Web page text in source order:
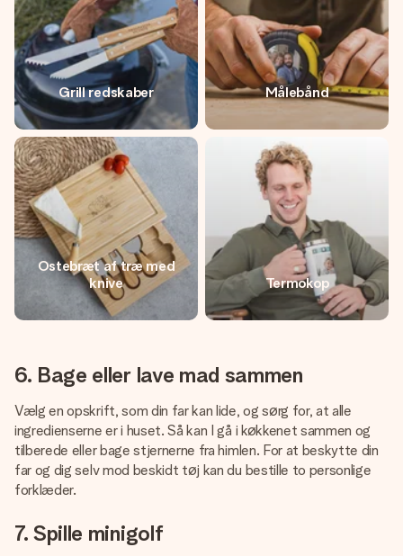
Grill redskaber Målebånd
Ostebræt af træ med
knive
Termokop
6. Bage eller lave mad sammen
Vælg en opskrift, som din far kan lide, og sørg for, at alle
ingredienserne er i huset. Så kan I gå i køkkenet sammen og
tilberede eller bage stjernerne fra himlen. For at beskytte din
far og dig selv mod beskidt tøj kan du bestille to personlige
forklæder.
7. Spille minigolf